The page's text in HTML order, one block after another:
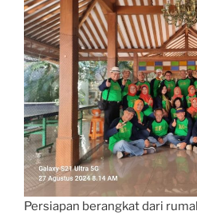
Persiapan berangkat dari